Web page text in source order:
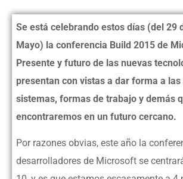
Se está celebrando estos días (del 29
Mayo) la conferencia Build 2015 de
Presente y futuro de las nuevas
presentan con vistas a dar forma a
sistemas, formas de trabajo y demás
encontraremos en un futuro cercano.
Por razones obvias, este año la
desarrolladores de Microsoft se